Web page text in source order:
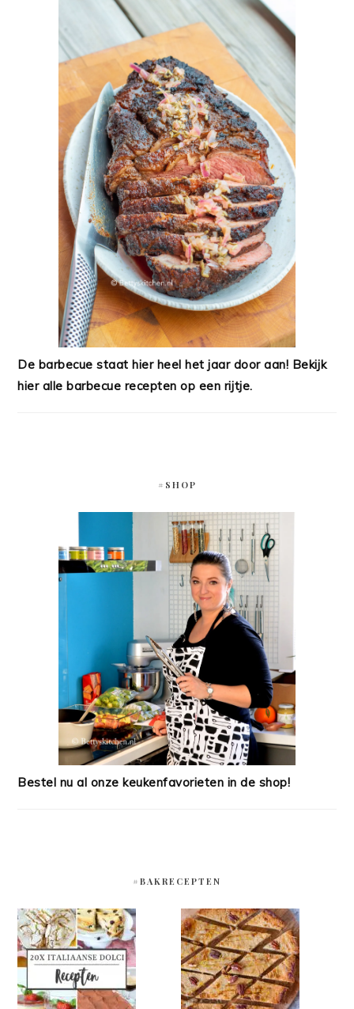
De barbecue staat hier heel het jaar door aan! Bekijk
hier alle barbecue recepten op een rijtje.
#SHOP
Bestel nu al onze keukenfavorieten in de shop!
#BAKRECEPTEN